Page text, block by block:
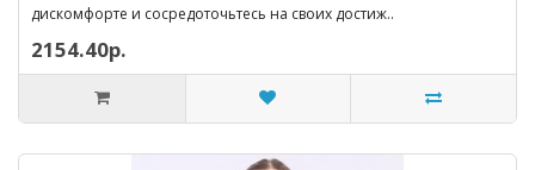
дискомфорте и сосредоточьтесь на своих достиж..
2154.40р.